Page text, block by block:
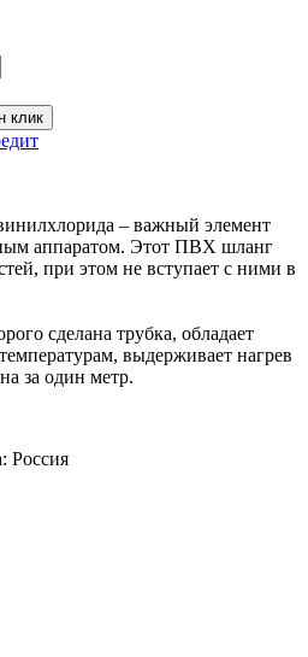
клик
– важный элемент
аппаратом. Этот ПВХ шланг
при этом не вступает с ними в
сделана трубка, обладает
выдерживает нагрев
за один метр.
Россия